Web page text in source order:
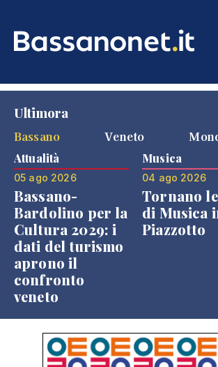
Ultimora
Bassano
Veneto
Attualità
05 ago 2026
Bassano-
Bardolino per la
Cultura 2029: i
dati del turismo
aprono il
confronto
veneto
Musica
04 ago 2026
Tornano
di Musica
Piazzotto